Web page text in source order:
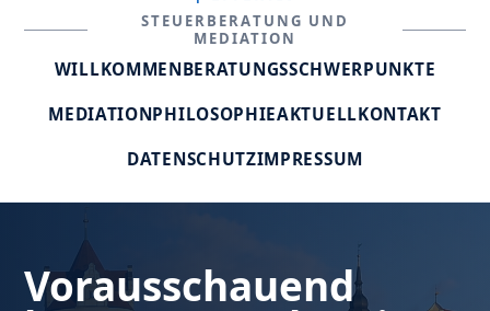
STEUERBERATUNG UND
MEDIATION
WILLKOMMENBERATUNGSSCHWERPUNKTE
MEDIATIONPHILOSOPHIEAKTUELLKONTAKT
DATENSCHUTZIMPRESSUM
Vorausschauend